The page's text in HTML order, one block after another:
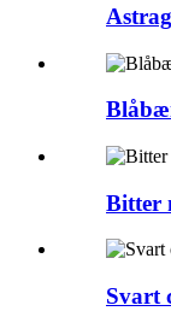
Bitter
Svart